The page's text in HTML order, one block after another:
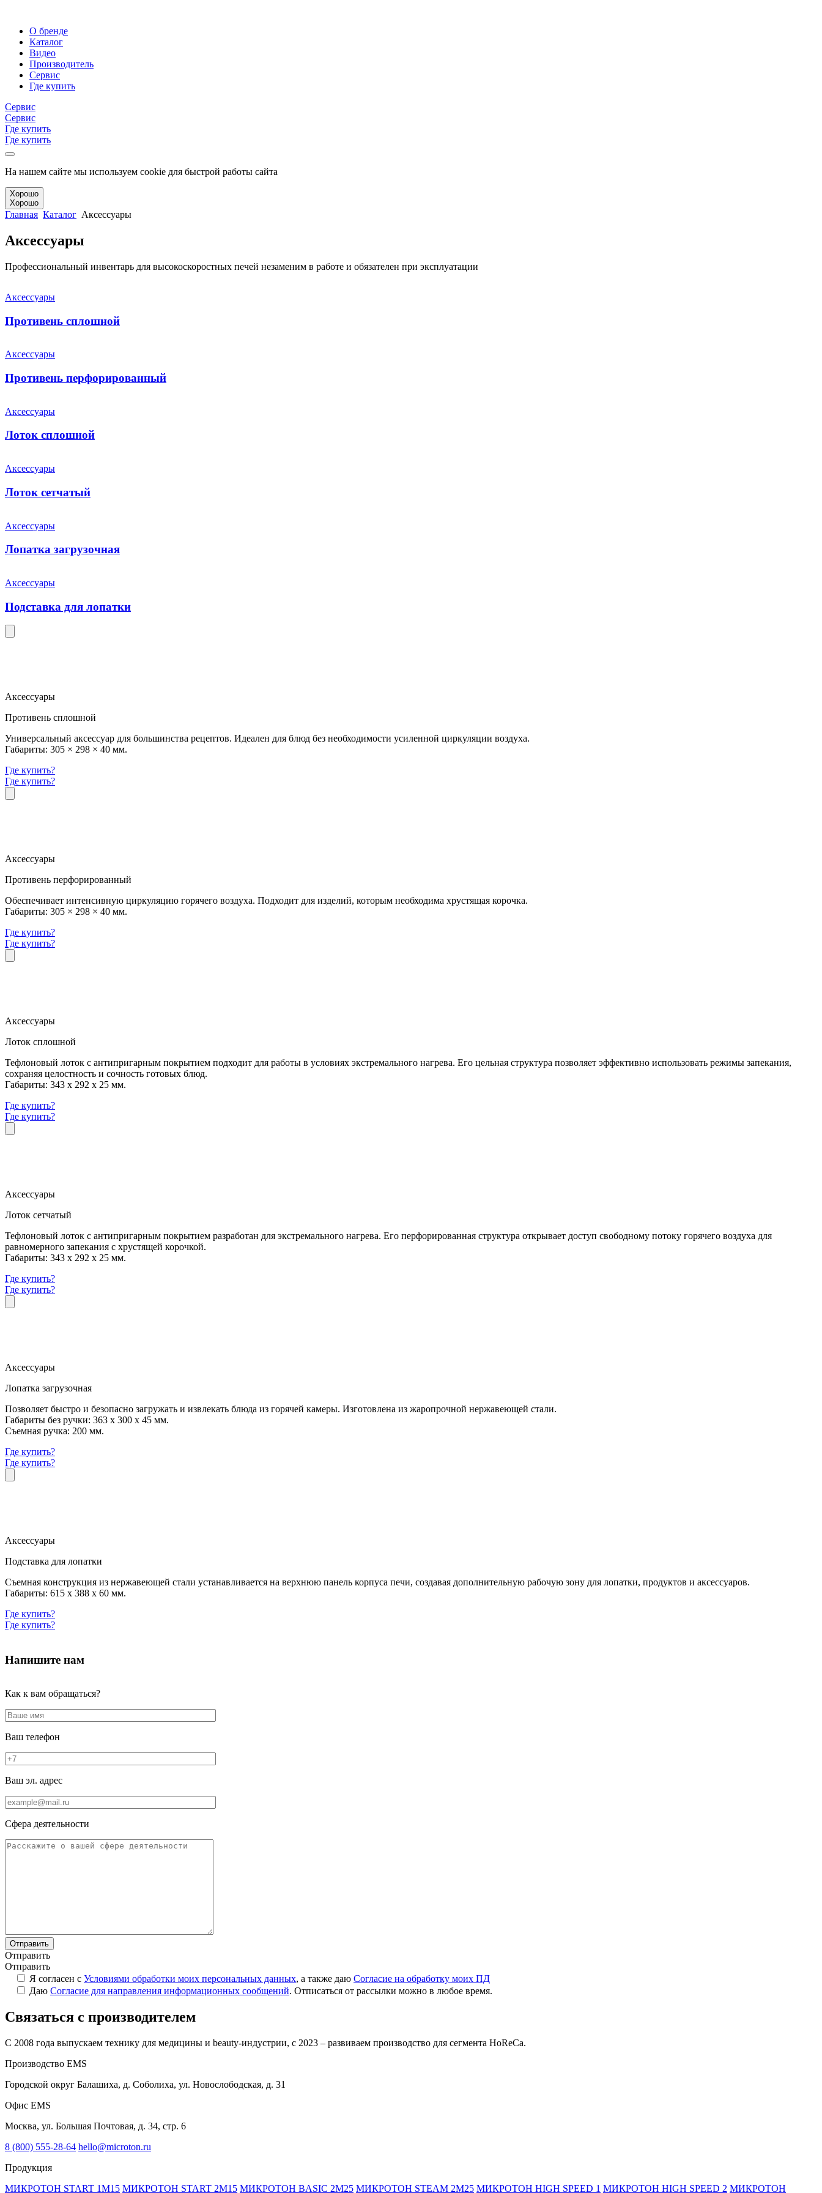
О бренде
Каталог
Видео
Производитель
Сервис
Где купить
Сервис
Сервис
Где купить
Где купить
На нашем сайте мы используем cookie для быстрой работы сайта
Хорошо
Хорошо
Главная Каталог Аксессуары
Аксессуары
Профессиональный инвентарь для высокоскоростных печей незаменим в работе и обязателен при эксплуатации
Аксессуары
Противень сплошной
Аксессуары
Противень перфорированный
Аксессуары
Лоток сплошной
Аксессуары
Лоток сетчатый
Аксессуары
Лопатка загрузочная
Аксессуары
Подставка для лопатки
Аксессуары
Противень сплошной
Универсальный аксессуар для большинства рецептов. Идеален для блюд без необходимости усиленной циркуляции воздуха.
Габариты: 305 × 298 × 40 мм.
Где купить?
Где купить?
Аксессуары
Противень перфорированный
Обеспечивает интенсивную циркуляцию горячего воздуха. Подходит для изделий, которым необходима хрустящая корочка.
Габариты: 305 × 298 × 40 мм.
Где купить?
Где купить?
Аксессуары
Лоток сплошной
Тефлоновый лоток с антипригарным покрытием подходит для работы в условиях экстремального нагрева. Его цельная структура позволяет эффективно использовать режимы запекания,
сохраняя целостность и сочность готовых блюд.
Габариты: 343 x 292 х 25 мм.
Где купить?
Где купить?
Аксессуары
Лоток сетчатый
Тефлоновый лоток с антипригарным покрытием разработан для экстремального нагрева. Его перфорированная структура открывает доступ свободному потоку горячего воздуха для
равномерного запекания с хрустящей корочкой.
Габариты: 343 x 292 х 25 мм.
Где купить?
Где купить?
Аксессуары
Лопатка загрузочная
Позволяет быстро и безопасно загружать и извлекать блюда из горячей камеры. Изготовлена из жаропрочной нержавеющей стали.
Габариты без ручки: 363 х 300 х 45 мм.
Съемная ручка: 200 мм.
Где купить?
Где купить?
Аксессуары
Подставка для лопатки
Съемная конструкция из нержавеющей стали устанавливается на верхнюю панель корпуса печи, создавая дополнительную рабочую зону для лопатки, продуктов и аксессуаров.
Габариты: 615 х 388 х 60 мм.
Где купить?
Где купить?
Напишите нам
Как к вам обращаться?
Ваш телефон
Ваш эл. адрес
Сфера деятельности
Отправить
Отправить
Я согласен с Условиями обработки моих персональных данных, а также даю Согласие на обработку моих ПД
Даю Согласие для направления информационных сообщений. Отписаться от рассылки можно в любое время.
Связаться с производителем
С 2008 года выпускаем технику для медицины и beauty-индустрии, с 2023 – развиваем производство для сегмента HoReCa.
Производство EMS
Городской округ Балашиха, д. Соболиха, ул. Новослободская, д. 31
Офис EMS
Москва, ул. Большая Почтовая, д. 34, стр. 6
8 (800) 555-28-64 hello@microton.ru
Продукция
МИКРОТОН START 1М15 МИКРОТОН START 2M15 МИКРОТОН BASIC 2М25 МИКРОТОН STEAM 2М25 МИКРОТОН HIGH SPEED 1 МИКРОТОН HIGH SPEED 2 МИКРОТОН